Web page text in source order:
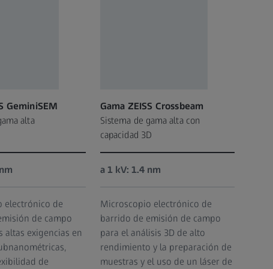
GeminiSEM
alta
Gama ZEISS Crossbeam
Sistema de gama alta con
capacidad 3D
a 1 kV: 1.4 nm
electrónico de
de campo
altas exigencias en
de
Microscopio electrónico de
barrido de emisión de campo
para el análisis 3D de alto
rendimiento y la preparación de
muestras y el uso de un láser de